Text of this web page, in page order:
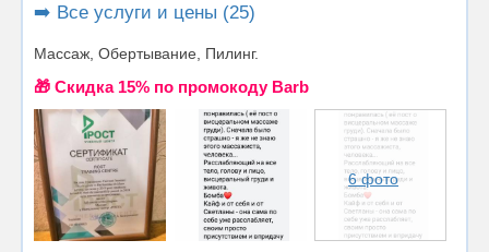
➡️ Все услуги и цены (25)
Массаж, Обертывание, Пилинг.
🎁 Cкидка 15% по промокоду Barb
6 фото